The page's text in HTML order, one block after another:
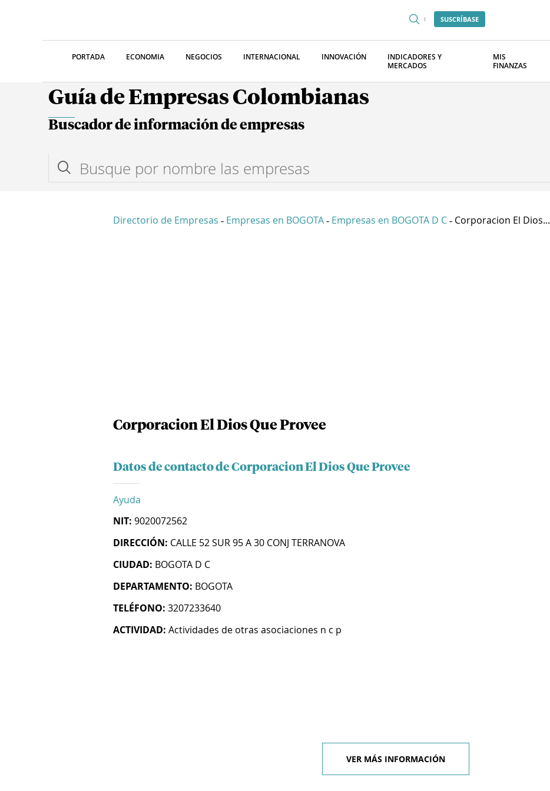
SUSCRÍBASE
PORTADA ECONOMIA NEGOCIOS INTERNACIONAL INNOVACIÓN
INDICADORES Y
MERCADOS
MIS
FINANZAS
Guía de Empresas Colombianas
Buscador de información de empresas
Directorio de Empresas - Empresas en BOGOTA - Empresas en BOGOTA D C - Corporacion El Dios...
Corporacion El Dios Que Provee
Datos de contacto de Corporacion El Dios Que Provee
Ayuda
NIT: 9020072562
DIRECCIÓN: CALLE 52 SUR 95 A 30 CONJ TERRANOVA
CIUDAD: BOGOTA D C
DEPARTAMENTO: BOGOTA
TELÉFONO: 3207233640
ACTIVIDAD: Actividades de otras asociaciones n c p
VER MÁS INFORMACIÓN